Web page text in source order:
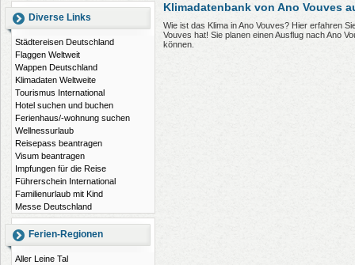
Diverse Links
Städtereisen Deutschland
Flaggen Weltweit
Wappen Deutschland
Klimadaten Weltweite
Tourismus International
Hotel suchen und buchen
Ferienhaus/-wohnung suchen
Wellnessurlaub
Reisepass beantragen
Visum beantragen
Impfungen für die Reise
Führerschein International
Familienurlaub mit Kind
Messe Deutschland
Ferien-Regionen
Aller Leine Tal
Klimadatenbank von Ano Vouves
Wie ist das Klima in Ano Vouves? Hier erfahren
Vouves hat! Sie planen einen Ausflug nach Ano
können.